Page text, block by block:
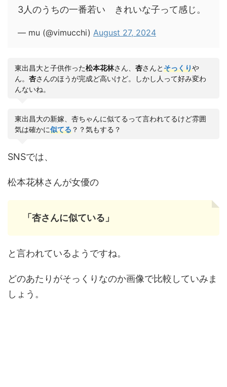
3人のうちの一番若い きれいな子って感じ。
— mu (@vimucchi) August 27, 2024
東出昌大と子供作った松本花林さん、杏さんとそっくりや
ん。杏さんのほうが完成ど高いけど。しかし人って好み変わ
んないね。
東出昌大の新嫁、杏ちゃんに似てるって言われてるけど雰囲
気は確かに似てる ？？気もする？
SNSでは、
松本花林さんが女優の
「杏さんに似ている」
と言われているようですね。
どのあたりがそっくりなのか画像で比較していみま
しょう。